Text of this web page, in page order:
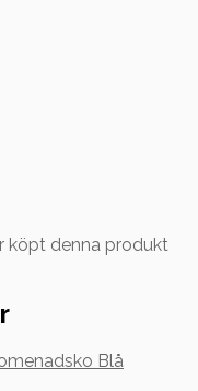
köpt denna produkt